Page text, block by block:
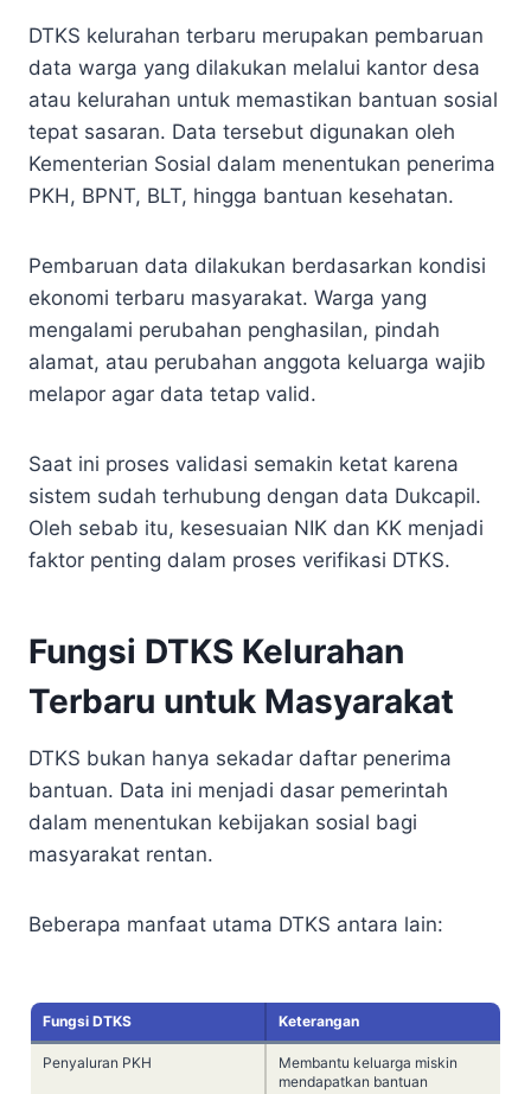
DTKS kelurahan terbaru merupakan pembaruan
data warga yang dilakukan melalui kantor desa
atau kelurahan untuk memastikan bantuan sosial
tepat sasaran. Data tersebut digunakan oleh
Kementerian Sosial dalam menentukan penerima
PKH, BPNT, BLT, hingga bantuan kesehatan.
Pembaruan data dilakukan berdasarkan kondisi
ekonomi terbaru masyarakat. Warga yang
mengalami perubahan penghasilan, pindah
alamat, atau perubahan anggota keluarga wajib
melapor agar data tetap valid.
Saat ini proses validasi semakin ketat karena
sistem sudah terhubung dengan data Dukcapil.
Oleh sebab itu, kesesuaian NIK dan KK menjadi
faktor penting dalam proses verifikasi DTKS.
Fungsi DTKS Kelurahan
Terbaru untuk Masyarakat
DTKS bukan hanya sekadar daftar penerima
bantuan. Data ini menjadi dasar pemerintah
dalam menentukan kebijakan sosial bagi
masyarakat rentan.
Beberapa manfaat utama DTKS antara lain:
Fungsi DTKS Keterangan
Penyaluran PKH
Membantu keluarga miskin
mendapatkan bantuan